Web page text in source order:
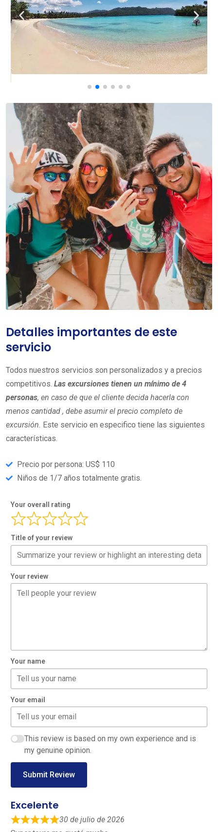
Detalles importantes de este
servicio
Todos nuestros servicios son personalizados y a precios
competitivos. Las excursiones tienen un mínimo de 4
personas, en caso de que el cliente decida hacerla con
menos cantidad , debe asumir el precio completo de
excursión. Este servicio en especifico tiene las siguientes
características.
Precio por persona: US$ 110
Niños de 1/7 años totalmente gratis.
Your overall rating
Title of your review
Your review
Your name
Your email
This review is based on my own experience and is
my genuine opinion.
Submit Review
Excelente
30 de julio de 2026